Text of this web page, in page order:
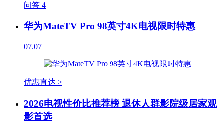
问答 4
华为MateTV Pro 98英寸4K电视限时特惠
07.07
优惠直达 >
2026电视性价比推荐榜 退休人群影院级居家观
影首选